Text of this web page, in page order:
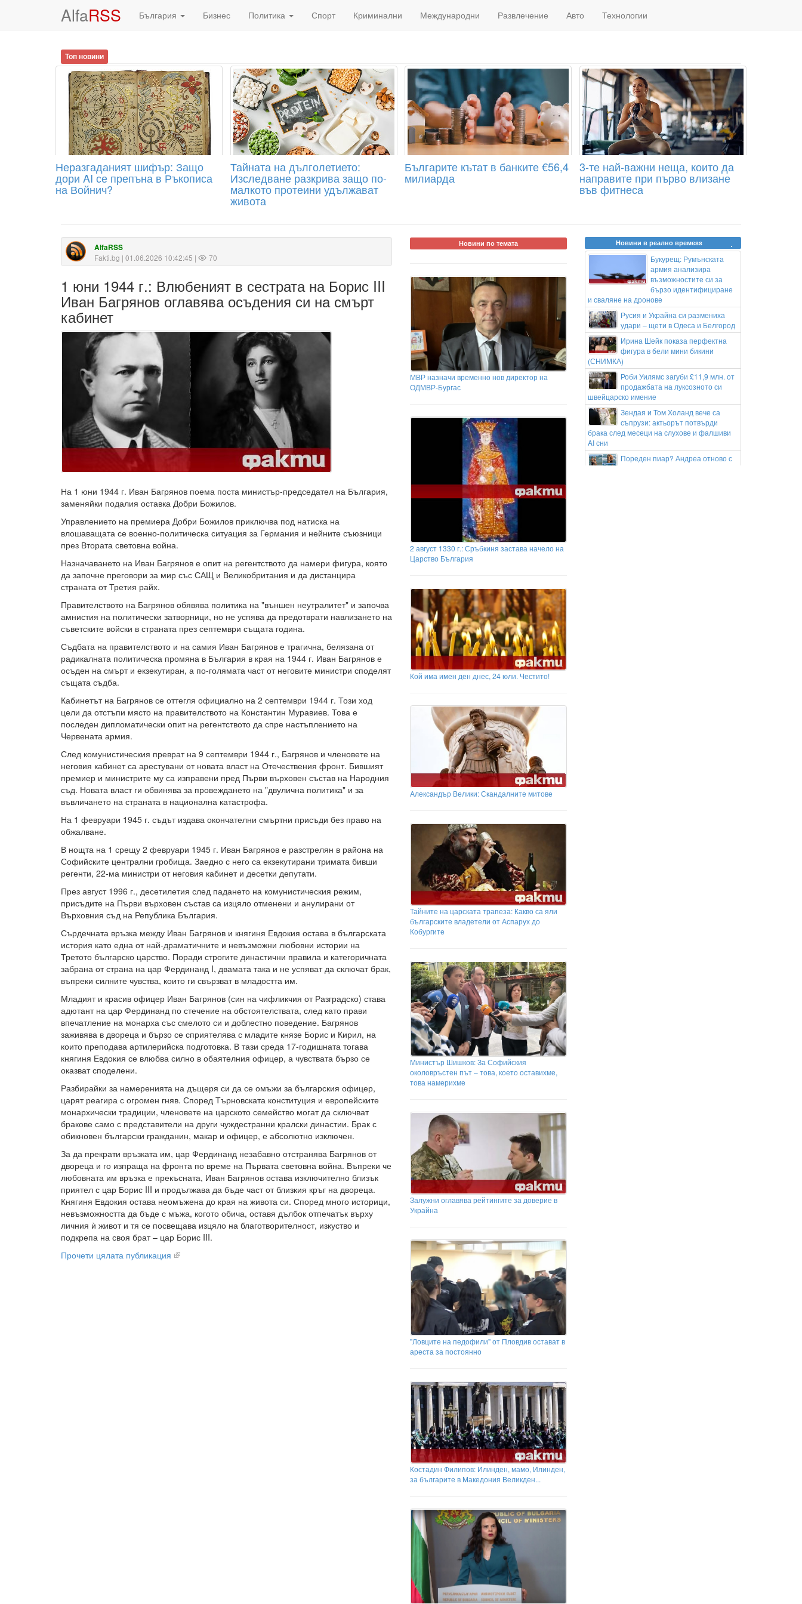
AlfaRSS България Бизнес Политика Спорт Криминални Международни Развлечение Авто Технологии
Топ новини
Неразгаданият шифър: Защо
дори AI се препъна в Ръкописа
на Войнич?
Тайната на дълголетието:
Изследване разкрива защо по-
малкото протеини удължават
живота
Българите кътат в банките €56,4
милиарда
3-те най-важни неща, които да
направите при първо влизане
във фитнеса
AlfaRSS
Fakti.bg | 01.06.2026 10:42:45 | 70
1 юни 1944 г.: Влюбеният в сестрата на Борис III
Иван Багрянов оглавява осъдения си на смърт
кабинет
На 1 юни 1944 г. Иван Багрянов поема поста министър-председател на България,
заменяйки подалия оставка Добри Божилов.
Управлението на премиера Добри Божилов приключва под натиска на
влошаващата се военно-политическа ситуация за Германия и нейните съюзници
през Втората световна война.
Назначаването на Иван Багрянов е опит на регентството да намери фигура, която
да започне преговори за мир със САЩ и Великобритания и да дистанцира
страната от Третия райх.
Правителството на Багрянов обявява политика на "външен неутралитет" и започва
амнистия на политически затворници, но не успява да предотврати навлизането на
съветските войски в страната през септември същата година.
Съдбата на правителството и на самия Иван Багрянов е трагична, белязана от
радикалната политическа промяна в България в края на 1944 г. Иван Багрянов е
осъден на смърт и екзекутиран, а по-голямата част от неговите министри споделят
същата съдба.
Кабинетът на Багрянов се оттегля официално на 2 септември 1944 г. Този ход
цели да отстъпи място на правителството на Константин Муравиев. Това е
последен дипломатически опит на регентството да спре настъплението на
Червената армия.
След комунистическия преврат на 9 септември 1944 г., Багрянов и членовете на
неговия кабинет са арестувани от новата власт на Отечествения фронт. Бившият
премиер и министрите му са изправени пред Първи върховен състав на Народния
съд. Новата власт ги обвинява за провеждането на "двулична политика" и за
въвличането на страната в национална катастрофа.
На 1 февруари 1945 г. съдът издава окончателни смъртни присъди без право на
обжалване.
В нощта на 1 срещу 2 февруари 1945 г. Иван Багрянов е разстрелян в района на
Софийските централни гробища. Заедно с него са екзекутирани тримата бивши
регенти, 22-ма министри от неговия кабинет и десетки депутати.
През август 1996 г., десетилетия след падането на комунистическия режим,
присъдите на Първи върховен състав са изцяло отменени и анулирани от
Върховния съд на Република България.
Сърдечната връзка между Иван Багрянов и княгиня Евдокия остава в българската
история като една от най-драматичните и невъзможни любовни истории на
Третото българско царство. Поради строгите династични правила и категоричната
забрана от страна на цар Фердинанд I, двамата така и не успяват да сключат брак,
въпреки силните чувства, които ги свързват в младостта им.
Младият и красив офицер Иван Багрянов (син на чифликчия от Разградско) става
адютант на цар Фердинанд по стечение на обстоятелствата, след като прави
впечатление на монарха със смелото си и доблестно поведение. Багрянов
заживява в двореца и бързо се сприятелява с младите князе Борис и Кирил, на
които преподава артилерийска подготовка. В тази среда 17-годишната тогава
княгиня Евдокия се влюбва силно в обаятелния офицер, а чувствата бързо се
оказват споделени.
Разбирайки за намеренията на дъщеря си да се омъжи за българския офицер,
царят реагира с огромен гняв. Според Търновската конституция и европейските
монархически традиции, членовете на царското семейство могат да сключват
бракове само с представители на други чуждестранни кралски династии. Брак с
обикновен български гражданин, макар и офицер, е абсолютно изключен.
За да прекрати връзката им, цар Фердинанд незабавно отстранява Багрянов от
двореца и го изпраща на фронта по време на Първата световна война. Въпреки че
любовната им връзка е прекъсната, Иван Багрянов остава изключително близък
приятел с цар Борис III и продължава да бъде част от близкия кръг на двореца.
Княгиня Евдокия остава неомъжена до края на живота си. Според много историци,
невъзможността да бъде с мъжа, когото обича, оставя дълбок отпечатък върху
личния ѝ живот и тя се посвещава изцяло на благотворителност, изкуство и
подкрепа на своя брат – цар Борис III.
Прочети цялата публикация
Новини по темата
МВР назначи временно нов директор на
ОДМВР-Бургас
2 август 1330 г.: Сръбкиня застава начело на
Царство България
Кой има имен ден днес, 24 юли. Честито!
Александър Велики: Скандалните митове
Тайните на царската трапеза: Какво са яли
българските владетели от Аспарух до
Кобургите
Министър Шишков: За Софийския
околовръстен път – това, което оставихме,
това намерихме
Залужни оглавява рейтингите за доверие в
Украйна
"Ловците на педофили" от Пловдив остават в
ареста за постоянно
Костадин Филипов: Илинден, мамо, Илинден,
за българите в Македония Великден...
Новини в реално времеss
Букурещ: Румънската
армия анализира
възможностите си за
бързо идентифициране
и сваляне на дронове
Русия и Украйна си размениха
удари – щети в Одеса и Белгород
Ирина Шейк показа перфектна
фигура в бели мини бикини
(СНИМКА)
Роби Уилямс загуби £11,9 млн. от
продажбата на луксозното си
швейцарско имение
Зендая и Том Холанд вече са
съпрузи: актьорът потвърди
брака след месеци на слухове и фалшиви
AI сни
Пореден пиар? Андреа отново с